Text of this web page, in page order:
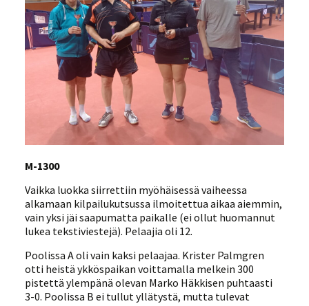
M-1300
Vaikka luokka siirrettiin myöhäisessä vaiheessa
alkamaan kilpailukutsussa ilmoitettua aikaa aiemmin,
vain yksi jäi saapumatta paikalle (ei ollut huomannut
lukea tekstiviestejä). Pelaajia oli 12.
Poolissa A oli vain kaksi pelaajaa. Krister Palmgren
otti heistä ykköspaikan voittamalla melkein 300
pistettä ylempänä olevan Marko Häkkisen puhtaasti
3-0. Poolissa B ei tullut yllätystä, mutta tulevat